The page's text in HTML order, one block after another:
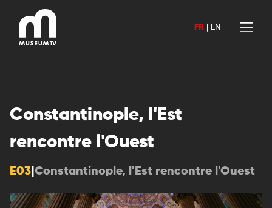
contenu
FR EN
Constantinople, l'Est
rencontre l'Ouest
E03 Constantinople, l'Est rencontre l'Ouest